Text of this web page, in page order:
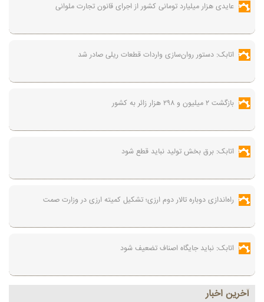
عایدی هزار میلیارد تومانی کشور از اجرای قانون تجارت ملوانی
اتابک: دستور روان‌سازی واردات قطعات ریلی صادر شد
بازگشت ۲ میلیون و ۲۹۸ هزار زائر به کشور
اتابک: برق بخش تولید نباید قطع شود
راه‌اندازی دوباره تالار دوم ارزی؛ تشکیل کمیته ارزی در وزارت صمت
اتابک: نباید جایگاه اصناف تضعیف شود
آخرين اخبار